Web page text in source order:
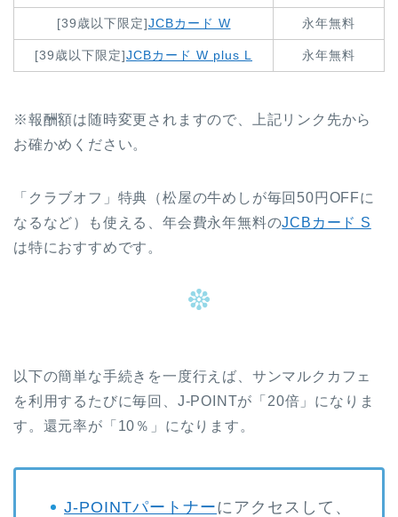
[39歳以下限定]JCBカード W 永年無料
[39歳以下限定]JCBカード W plus L 永年無料
※報酬額は随時変更されますので、上記リンク先から
お確かめください。
「クラブオフ」特典（松屋の牛めしが毎回50円OFFに
なるなど）も使える、年会費永年無料のJCBカード S
は特におすすめです。
以下の簡単な手続きを一度行えば、サンマルクカフェ
を利用するたびに毎回、J-POINTが「20倍」になりま
す。還元率が「10％」になります。
J-POINTパートナーにアクセスして、